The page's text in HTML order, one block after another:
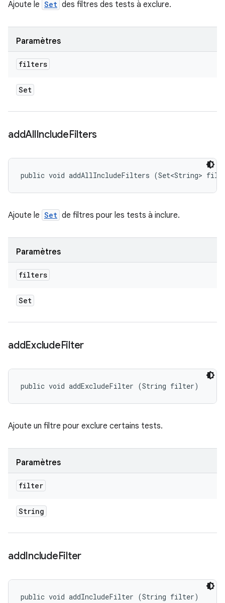
Ajoute le Set des filtres des tests à exclure.
Paramètres
filters
Set
addAllIncludeFilters
public void addAllIncludeFilters (Set<String>
Ajoute le Set de filtres pour les tests à inclure.
Paramètres
filters
Set
addExcludeFilter
public void addExcludeFilter (String filter)
Ajoute un filtre pour exclure certains tests.
Paramètres
filter
String
addIncludeFilter
public void addIncludeFilter (String filter)